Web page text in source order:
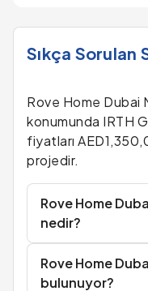
Sıkça Sorulan
Rove Home Dubai
konumunda IRTH
fiyatları
projedir.
Rove Home
nedir?
Rove Home
bulunuyor?